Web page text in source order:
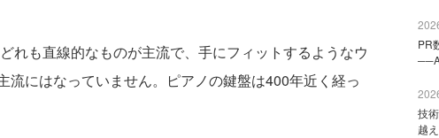
れも直線的なものが主流で、手にフィットするようなウ
流にはなっていません。ピアノの鍵盤は400年近く経っ
PR
技
越